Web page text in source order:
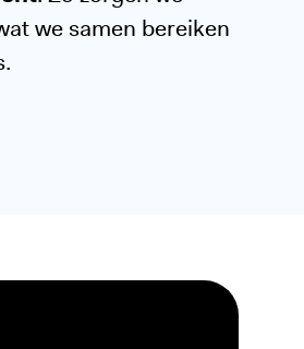
we samen bereiken